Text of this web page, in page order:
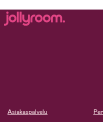
Asiakaspalvelu